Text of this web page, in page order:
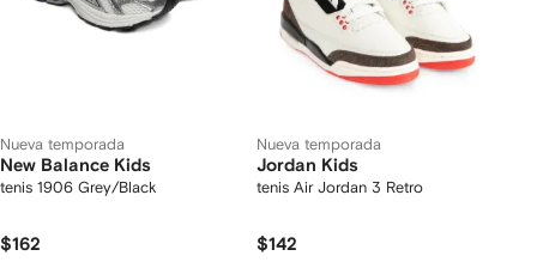
Nueva temporada
New Balance Kids
tenis 1906 Grey/Black
$162
Nueva temporada
Jordan Kids
tenis Air Jordan 3 Retro
$142